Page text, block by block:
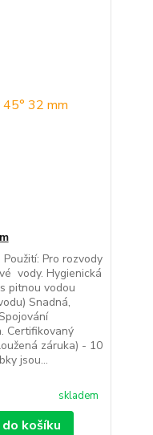
Použití: Pro rozvody
vody. Hygienická
pitnou vodou
Snadná,
Certifikovaný
záruka) - 10
jsou...
skladem
košíku